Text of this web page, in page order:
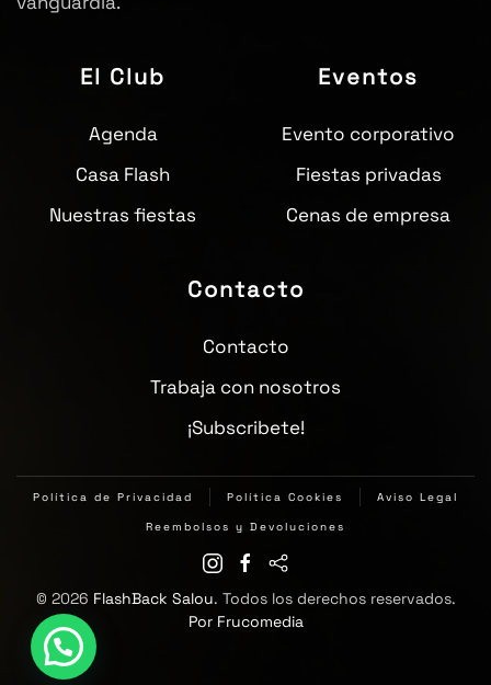
El Club
Agenda
Casa Flash
Nuestras fiestas
Eventos
Evento corporativo
Fiestas privadas
Cenas de empresa
Contacto
Contacto
Trabaja con nosotros
¡Subscribete!
Política de Privacidad Política Cookies Aviso Legal
Reembolsos y Devoluciones
© 2026 FlashBack Salou. Todos los derechos reservados.
Por Frucomedia